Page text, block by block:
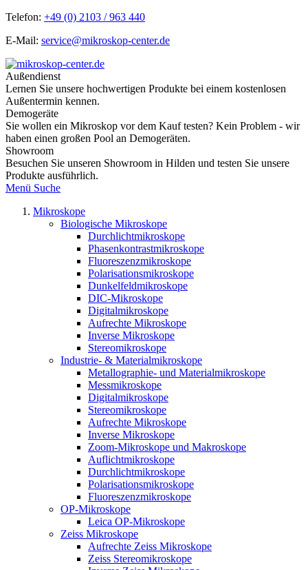
Telefon: +49 (0) 2103 / 963 440
E-Mail: service@mikroskop-center.de
Außendienst
Lernen Sie unsere hochwertigen Produkte bei einem kostenlosen
Außentermin kennen.
Demogeräte
Sie wollen ein Mikroskop vor dem Kauf testen? Kein Problem - wir
haben einen großen Pool an Demogeräten.
Showroom
Besuchen Sie unseren Showroom in Hilden und testen Sie unsere
Produkte ausführlich.
Menü Suche
Mikroskope
Biologische Mikroskope
Durchlichtmikroskope
Phasenkontrastmikroskope
Fluoreszenzmikroskope
Polarisationsmikroskope
Dunkelfeldmikroskope
DIC-Mikroskope
Digitalmikroskope
Aufrechte Mikroskope
Inverse Mikroskope
Stereomikroskope
Industrie- & Materialmikroskope
Metallographie- und Materialmikroskope
Messmikroskope
Digitalmikroskope
Stereomikroskope
Aufrechte Mikroskope
Inverse Mikroskope
Zoom-Mikroskope und Makroskope
Auflichtmikroskope
Durchlichtmikroskope
Polarisationsmikroskope
Fluoreszenzmikroskope
OP-Mikroskope
Leica OP-Mikroskope
Zeiss Mikroskope
Aufrechte Zeiss Mikroskope
Zeiss Stereomikroskope